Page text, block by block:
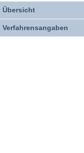
Übersicht
Verfahrensangaben